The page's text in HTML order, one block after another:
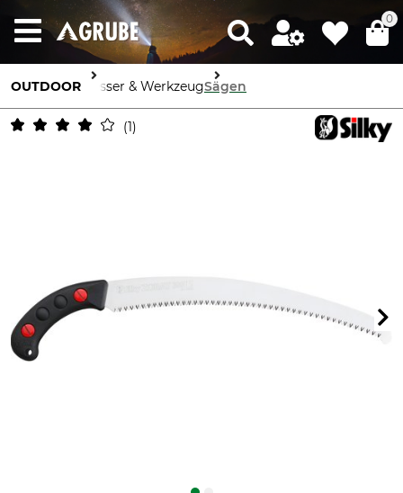
0
OUTDOOR Messer & WerkzeugSägen
1